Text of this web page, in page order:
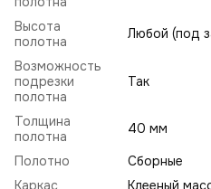
Высота
полотна
Любой (под
Возможность
подрезки
полотна
Так
Толщина
полотна
40 мм
Полотно
Сборные
Каркас
Клееный